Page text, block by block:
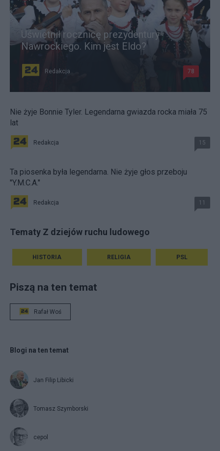
Uświetnił rocznicę prezydentury
Nawrockiego. Kim jest Eldo?
Redakcja 78
Nie żyje Bonnie Tyler. Legendarna gwiazda rocka miała 75
lat
Redakcja 15
Ta piosenka była legendarna. Nie żyje głos przeboju
"Y.M.C.A."
Redakcja 11
Tematy Z dziejów ruchu ludowego
HISTORIA RELIGIA PSL
Piszą na ten temat
Rafał Woś
Blogi na ten temat
Jan Filip Libicki
Tomasz Szymborski
cepol